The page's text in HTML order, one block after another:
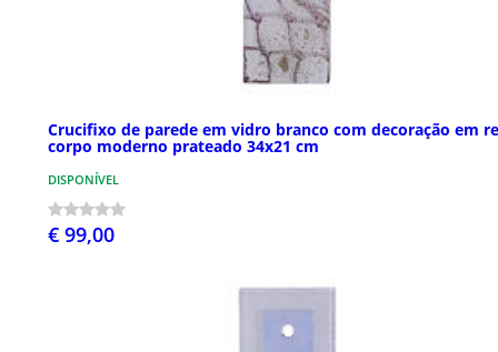
Crucifixo de parede em vidro branco com decoração em
corpo moderno prateado 34x21 cm
DISPONÍVEL
€ 99,00